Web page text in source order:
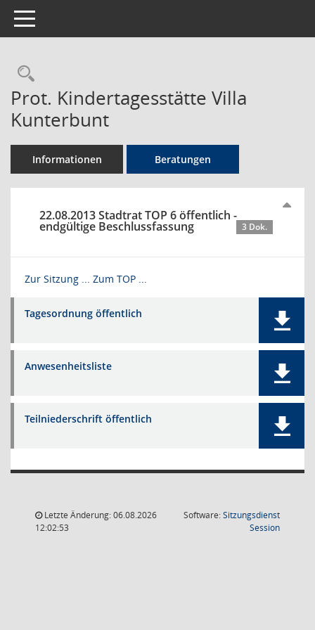
Toggle navigation
Rechercheauswahl
Prot. Kindertagesstätte Villa
Kunterbunt
Informationen Beratungen
22.08.2013 Stadtrat TOP 6 öffentlich -
endgültige Beschlussfassung 3 Dok.
Zur Sitzung ... Zum TOP ...
Tagesordnung öffentlich
Anwesenheitsliste
Teilniederschrift öffentlich
Letzte Änderung: 06.08.2026
12:02:53
Software:Sitzungsdienst
Session(Wird in